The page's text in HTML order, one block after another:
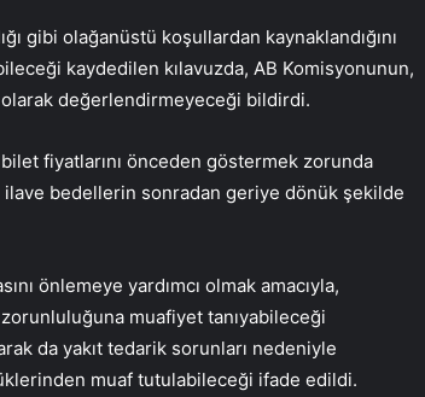
gibi olağanüstü koşullardan kaynaklandığını
kaydedilen kılavuzda, AB Komisyonunun,
olarak değerlendirmeyeceği bildirdi.
fiyatlarını önceden göstermek zorunda
ilave bedellerin sonradan geriye dönük şekilde
önlemeye yardımcı olmak amacıyla,
muafiyet tanıyabileceği
da yakıt tedarik sorunları nedeniyle
muaf tutulabileceği ifade edildi.